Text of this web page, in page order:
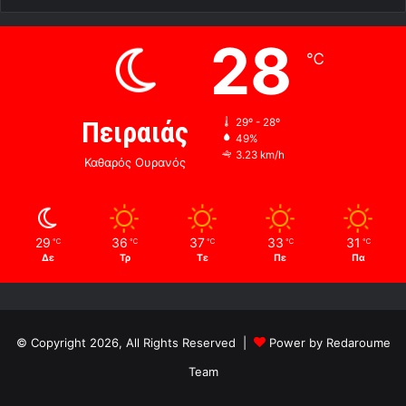
Πειραιάς
Καθαρός Ουρανός
28 ℃
29º - 28º
49%
3.23 km/h
29 ℃
Δε
36 ℃
Τρ
37 ℃
Τε
33 ℃
Πε
31 ℃
Πα
© Copyright 2026, All Rights Reserved |
Power by Redaroume
Team